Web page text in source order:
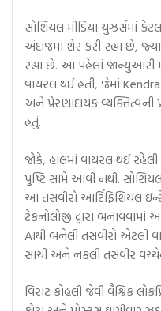
સોશિયલ મીડિયા યુઝર્સમાં
અંદાજમાં શેર કરી રહ્યા છે,
રહ્યા છે. આ પહેલાં
વાયરલ થઈ હતી, જેમાં Kendra
અને પ્રેરણાદાયક વ્યક્તિત્વની
હતું.
જોકે, હાલમાં વાયરલ થઈ
પુષ્ટિ સામે આવી નથી.
આ તસવીરો આર્ટિફિશિયલ
ટેકનોલોજી દ્વારા
AIથી બનેલી તસવીરો એટલી
સાચી અને નકલી તસવીર
વિરાટ કોહલી જેવી વૈશ્વિક